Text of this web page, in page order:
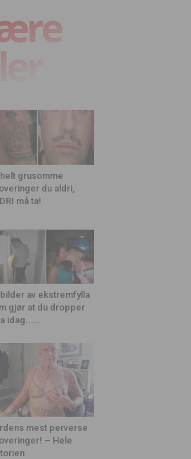
grusomme
du aldri,
må ta!
bilder av ekstremfylla
gjør at du dropper
idag.....
mest perverse
– Hele